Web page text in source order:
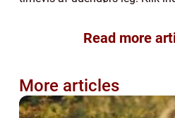
Read more
More articles